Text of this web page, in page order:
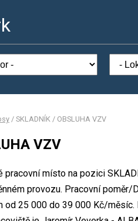
/ SKLADNÍK / OBSLUHA VZV
VZV
místo na pozici
provozu. Pracovní
od 25 000 do 39 000 Kč/